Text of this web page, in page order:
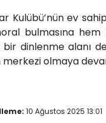
Kulübü’nün ev
bulmasına hem
dinlenme alanı
merkezi olmaya
10 Ağustos 2025 13:01